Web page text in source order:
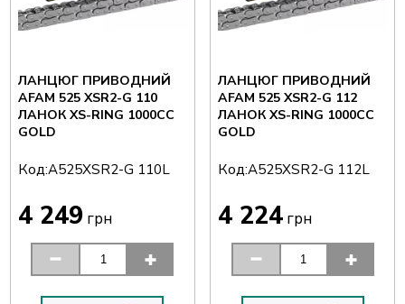
ЛАНЦЮГ ПРИВОДНИЙ
AFAM 525 XSR2-G 110
ЛАНОК XS-RING 1000CC
GOLD
Код:A525XSR2-G 110L
4 249грн
ЛАНЦЮГ ПРИВОДНИЙ
AFAM 525 XSR2-G 112
ЛАНОК XS-RING 1000CC
GOLD
Код:A525XSR2-G 112L
4 224 грн